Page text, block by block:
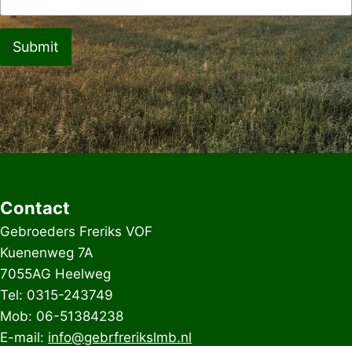
Submit
Contact
Gebroeders Freriks VOF
Kuenenweg 7A
7055AG Heelweg
Tel: 0315-243749
Mob: 06-51384238
E-mail: info@gebrfrerikslmb.nl